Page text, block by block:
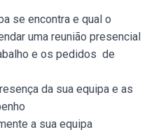
se encontra e qual o
uma reunião presencial
e os pedidos de
da sua equipa e as
a sua equipa